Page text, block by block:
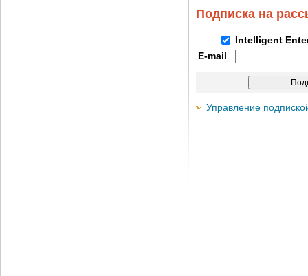
Подписка на
Intelligent
E-mail
Управление